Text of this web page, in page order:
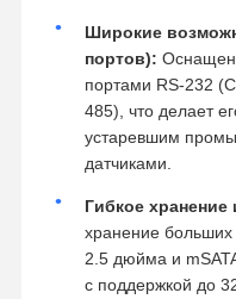
Широкие
портов): Оснащен
портами RS-232
485), что делает
устаревшим
датчиками.
Гибкое
хранение
2.5 дюйма и
с поддержкой до